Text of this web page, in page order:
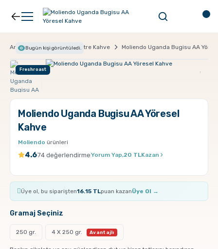
Geri Dön
Kahve
Filtre Kahve
Nespresso Uyumlu Kapsül Kahve
Geri Dön
Ekipman
Filtreler
Chemex
Anasayfa Kahve Filtre Kahve Moliendo Uganda Bugisu AA
Freshroast
Bugün kişi görüntüledi.
Moliendo Uganda Bugisu AA Yöresel
Kahve
Moliendo ürünleri
4.674 değerlendirmeYorum Yap,20 TLKazan
Üye ol, bu siparişten16.15 TLpuan kazanÜye Ol →
Gramaj Seçiniz
250 gr. 4 X 250 gr.